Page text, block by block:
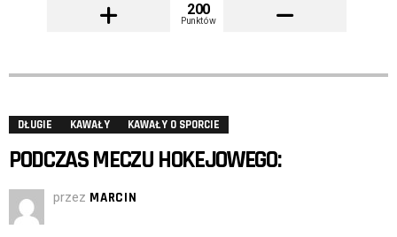
200
Punktów
DŁUGIE KAWAŁY KAWAŁY O SPORCIE
PODCZAS MECZU HOKEJOWEGO:
przez MARCIN